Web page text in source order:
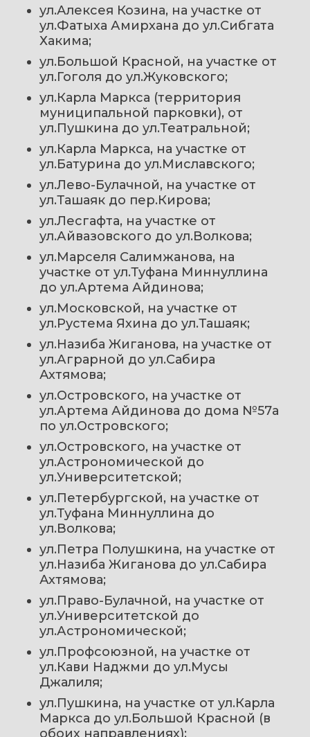
ул.Алексея Козина, на участке от
ул.Фатыха Амирхана до ул.Сибгата
Хакима;
ул.Большой Красной, на участке от
ул.Гоголя до ул.Жуковского;
ул.Карла Маркса (территория
муниципальной парковки), от
ул.Пушкина до ул.Театральной;
ул.Карла Маркса, на участке от
ул.Батурина до ул.Миславского;
ул.Лево-Булачной, на участке от
ул.Ташаяк до пер.Кирова;
ул.Лесгафта, на участке от
ул.Айвазовского до ул.Волкова;
ул.Марселя Салимжанова, на
участке от ул.Туфана Миннуллина
до ул.Артема Айдинова;
ул.Московской, на участке от
ул.Рустема Яхина до ул.Ташаяк;
ул.Назиба Жиганова, на участке от
ул.Аграрной до ул.Сабира
Ахтямова;
ул.Островского, на участке от
ул.Артема Айдинова до дома №57а
по ул.Островского;
ул.Островского, на участке от
ул.Астрономической до
ул.Университетской;
ул.Петербургской, на участке от
ул.Туфана Миннуллина до
ул.Волкова;
ул.Петра Полушкина, на участке от
ул.Назиба Жиганова до ул.Сабира
Ахтямова;
ул.Право-Булачной, на участке от
ул.Университетской до
ул.Астрономической;
ул.Профсоюзной, на участке от
ул.Кави Наджми до ул.Мусы
Джалиля;
ул.Пушкина, на участке от ул.Карла
Маркса до ул.Большой Красной (в
обоих направлениях);